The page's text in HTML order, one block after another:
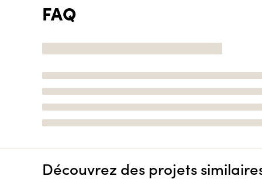
FAQ
Découvrez des projets